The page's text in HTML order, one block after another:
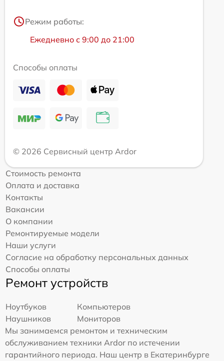
Режим работы:
Ежедневно с 9:00 до 21:00
Способы оплаты
© 2026 Сервисный центр Ardor
Стоимость ремонта
Оплата и доставка
Контакты
Вакансии
О компании
Ремонтируемые модели
Наши услуги
Согласие на обработку персональных данных
Способы оплаты
Ремонт устройств
Ноутбуков
Компьютеров
Наушников
Мониторов
Мы занимаемся ремонтом и техническим
обслуживанием техники Ardor по истечении
гарантийного периода. Наш центр в Екатеринбурге